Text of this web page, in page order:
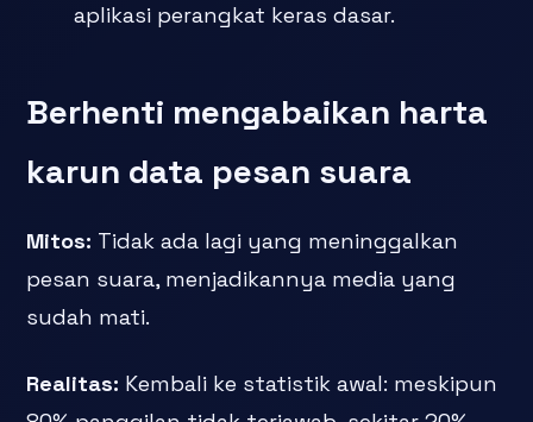
aplikasi perangkat keras dasar.
Berhenti mengabaikan harta
karun data pesan suara
Mitos: Tidak ada lagi yang meninggalkan
pesan suara, menjadikannya media yang
sudah mati.
Realitas: Kembali ke statistik awal: meskipun